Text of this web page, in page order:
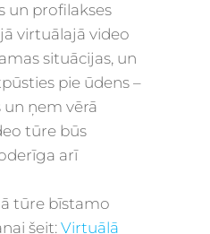
un profilakses
virtuālajā video
situācijas, un
pie ūdens –
un ņem vērā
tūre būs
arī
tūre bīstamo
šeit: Virtuālā